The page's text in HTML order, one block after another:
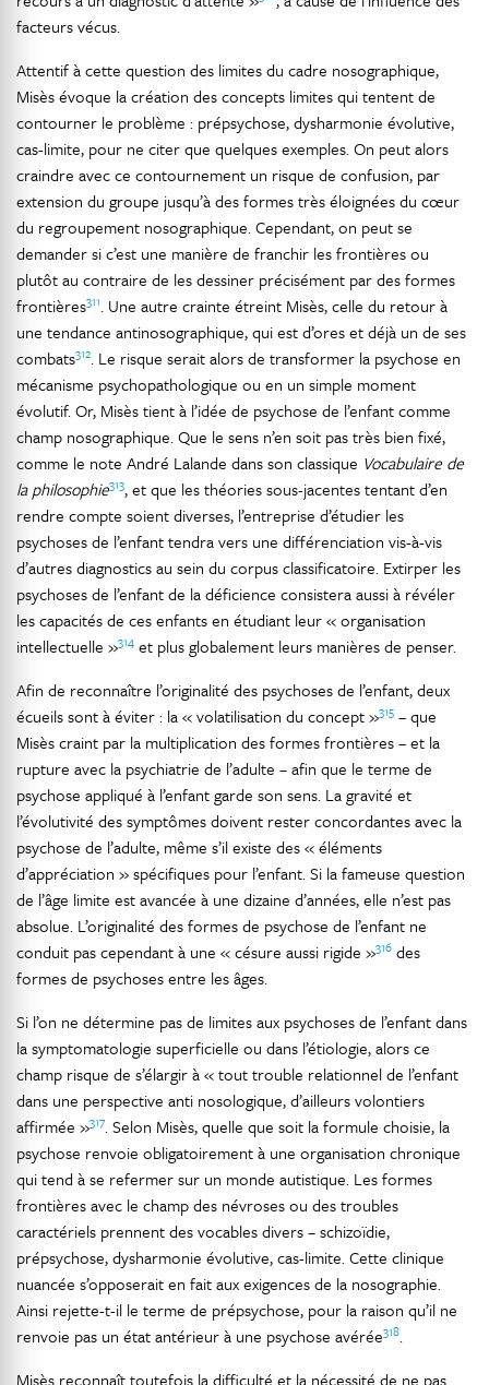
facteurs vécus.
Attentif à cette question des limites du cadre nosographique,
Misès évoque la création des concepts limites qui tentent de
contourner le problème : prépsychose, dysharmonie évolutive,
cas-limite, pour ne citer que quelques exemples. On peut alors
craindre avec ce contournement un risque de confusion, par
extension du groupe jusqu’à des formes très éloignées du cœur
du regroupement nosographique. Cependant, on peut se
demander si c’est une manière de franchir les frontières ou
plutôt au contraire de les dessiner précisément par des formes
frontières311. Une autre crainte étreint Misès, celle du retour à
une tendance antinosographique, qui est d’ores et déjà un de ses
combats312. Le risque serait alors de transformer la psychose en
mécanisme psychopathologique ou en un simple moment
évolutif. Or, Misès tient à l’idée de psychose de l’enfant comme
champ nosographique. Que le sens n’en soit pas très bien fixé,
comme le note André Lalande dans son classique Vocabulaire de
la philosophie313, et que les théories sous-jacentes tentant d’en
rendre compte soient diverses, l’entreprise d’étudier les
psychoses de l’enfant tendra vers une différenciation vis-à-vis
d’autres diagnostics au sein du corpus classificatoire. Extirper les
psychoses de l’enfant de la déficience consistera aussi à révéler
les capacités de ces enfants en étudiant leur « organisation
intellectuelle »314 et plus globalement leurs manières de penser.
Afin de reconnaître l’originalité des psychoses de l’enfant, deux
écueils sont à éviter : la « volatilisation du concept »315 – que
Misès craint par la multiplication des formes frontières – et la
rupture avec la psychiatrie de l’adulte – afin que le terme de
psychose appliqué à l’enfant garde son sens. La gravité et
l’évolutivité des symptômes doivent rester concordantes avec la
psychose de l’adulte, même s’il existe des « éléments
d’appréciation » spécifiques pour l’enfant. Si la fameuse question
de l’âge limite est avancée à une dizaine d’années, elle n’est pas
absolue. L’originalité des formes de psychose de l’enfant ne
conduit pas cependant à une « césure aussi rigide »316 des
formes de psychoses entre les âges.
Si l’on ne détermine pas de limites aux psychoses de l’enfant dans
la symptomatologie superficielle ou dans l’étiologie, alors ce
champ risque de s’élargir à « tout trouble relationnel de l’enfant
dans une perspective anti nosologique, d’ailleurs volontiers
affirmée »317. Selon Misès, quelle que soit la formule choisie, la
psychose renvoie obligatoirement à une organisation chronique
qui tend à se refermer sur un monde autistique. Les formes
frontières avec le champ des névroses ou des troubles
caractériels prennent des vocables divers – schizoïdie,
prépsychose, dysharmonie évolutive, cas-limite. Cette clinique
nuancée s’opposerait en fait aux exigences de la nosographie.
Ainsi rejette-t-il le terme de prépsychose, pour la raison qu’il ne
renvoie pas un état antérieur à une psychose avérée318.
Misès reconnaît toutefois la difficulté et la nécessité de ne pas